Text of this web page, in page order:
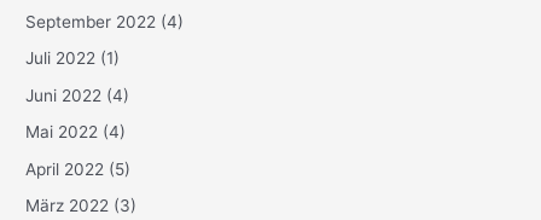
September 2022 (4)
Juli 2022 (1)
Juni 2022 (4)
Mai 2022 (4)
April 2022 (5)
März 2022 (3)